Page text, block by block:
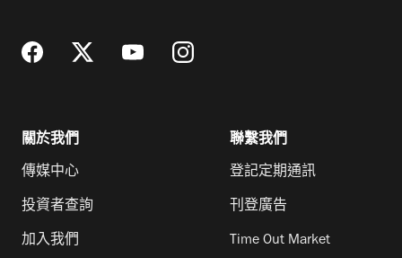
關於我們
傳媒中心
投資者查詢
加入我們
聯繫我們
登記定期通訊
刊登廣告
Time Out Market